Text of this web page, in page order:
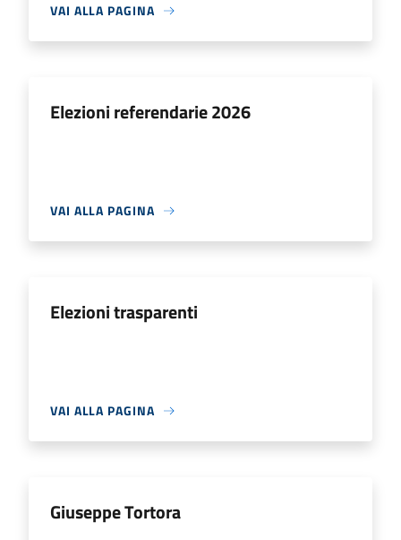
VAI ALLA PAGINA
Elezioni referendarie 2026
VAI ALLA PAGINA
Elezioni trasparenti
VAI ALLA PAGINA
Giuseppe Tortora